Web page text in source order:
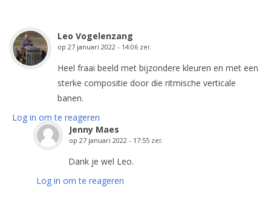
Leo Vogelenzang
op 27 januari 2022 - 14:06 zei:
Heel fraai beeld met bijzondere kleuren en met een
sterke compositie door die ritmische verticale
banen.
Log in om te reageren
Jenny Maes
op 27 januari 2022 - 17:55 zei:
Dank je wel Leo.
Log in om te reageren